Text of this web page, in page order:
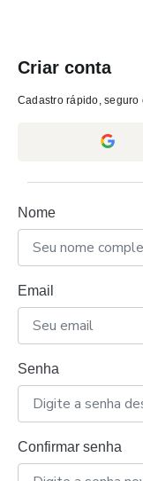
Criar conta
Cadastro rápido, seguro
Nome
Email
Senha
Confirmar senha